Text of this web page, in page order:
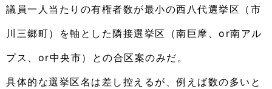
議員一人当たりの有権者数が最小の西八代選挙区（市
川三郷町）を軸とした隣接選挙区（南巨摩、or南アル
プス、or中央市）との合区案のみだ。
具体的な選挙区名は差し控えるが、例えば数の多いと